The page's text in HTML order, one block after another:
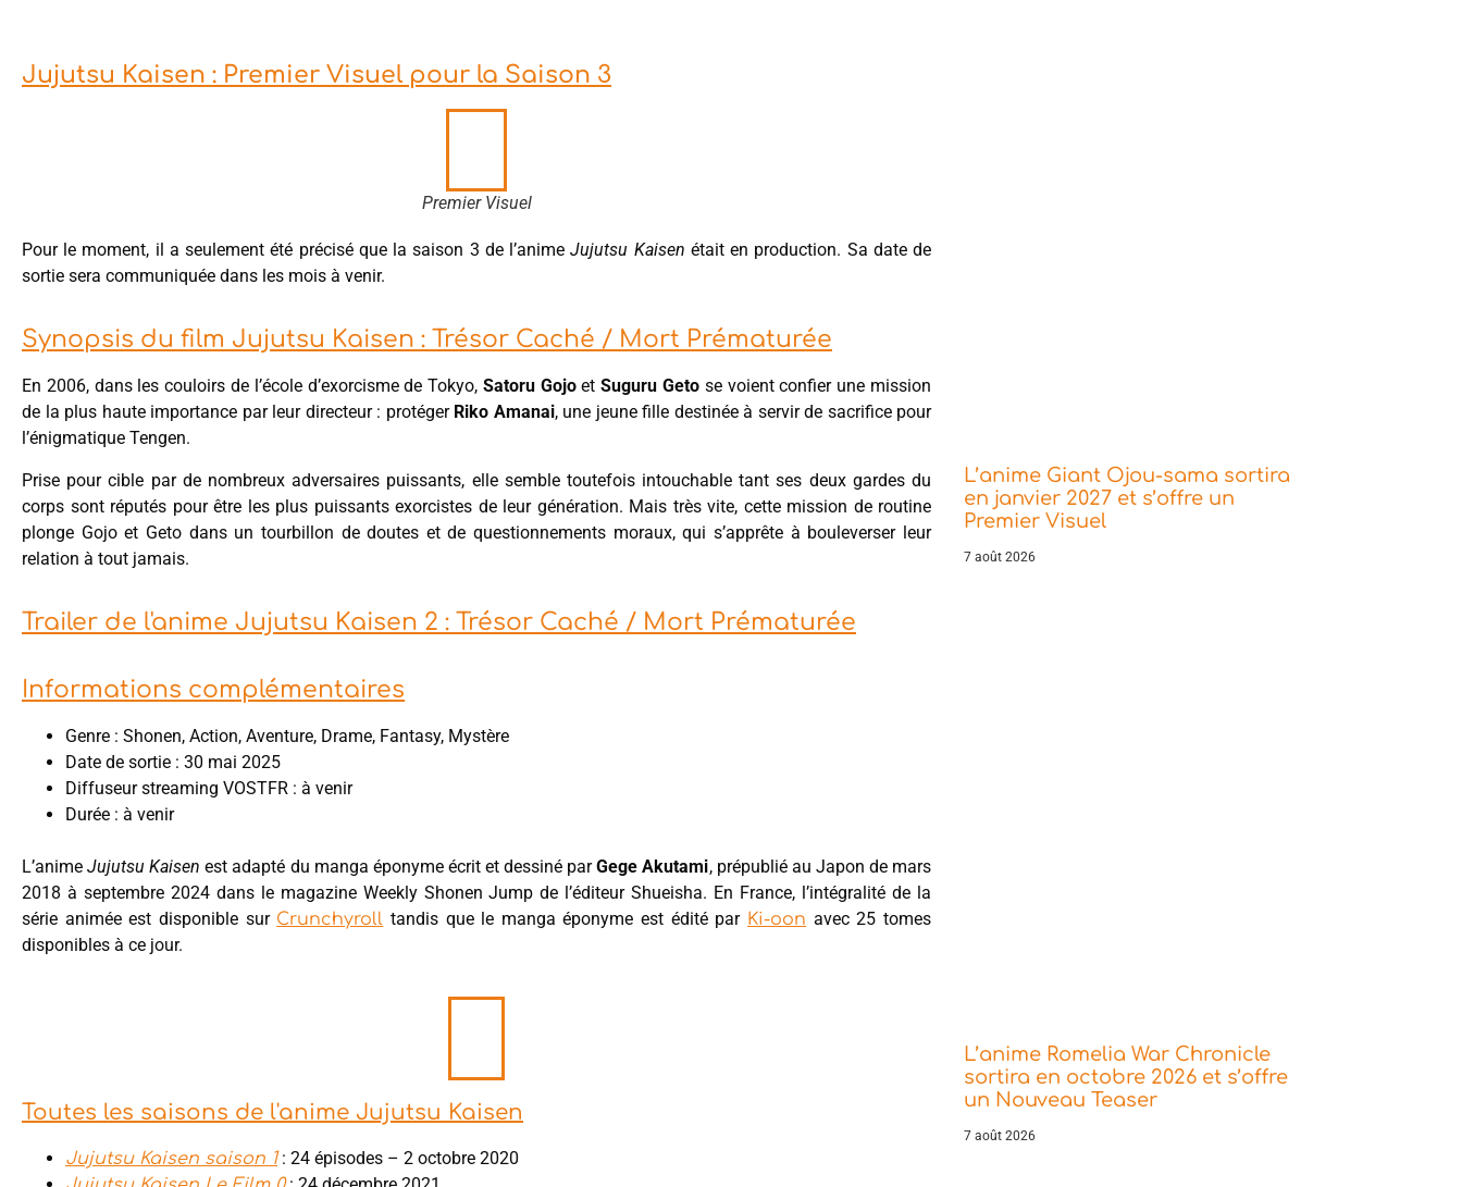
Jujutsu Kaisen : Premier Visuel pour la Saison 3
Premier Visuel
Pour le moment, il a seulement été précisé que la saison 3 de l’animeJujutsu Kaisen était en production. Sa date de
sortie sera communiquée dans les mois à venir.
Synopsis du film Jujutsu Kaisen : Trésor Caché / Mort Prématurée
En 2006, dans les couloirs de l’école d’exorcisme de Tokyo, Satoru Gojoet Suguru Geto se voient confier une mission
de la plus haute importance par leur directeur : protéger Riko Amanai, une jeune fille destinée à servir de sacrifice pour
l’énigmatique Tengen.
Prise pour cible par de nombreux adversaires puissants, elle semble toutefois intouchable tant ses deux gardes du
corps sont réputés pour être les plus puissants exorcistes de leur génération. Mais très vite, cette mission de routine
plonge Gojo et Geto dans un tourbillon de doutes et de questionnements moraux, qui s’apprête à bouleverser leur
relation à tout jamais.
Trailer de l'anime Jujutsu Kaisen 2 : Trésor Caché / Mort Prématurée
Informations complémentaires
Genre : Shonen, Action, Aventure, Drame, Fantasy, Mystère
Date de sortie : 30 mai 2025
Diffuseur streaming VOSTFR : à venir
Durée : à venir
L’animeJujutsu Kaisen est adapté du manga éponyme écrit et dessiné parGege Akutami, prépublié au Japon de mars
2018 à septembre 2024 dans le magazine Weekly Shonen Jump de l’éditeur Shueisha. En France, l’intégralité de la
série animée est disponible sur Crunchyroll tandis que le manga éponyme est édité par Ki-oon avec 25 tomes
disponibles à ce jour.
Toutes les saisons de l'anime Jujutsu Kaisen
Jujutsu Kaisen saison 1: 24 épisodes – 2 octobre 2020
L’anime Giant Ojou-sama sortira
en janvier 2027 et s’offre un
Premier Visuel
7 août 2026
L’anime Romelia War Chronicle
sortira en octobre 2026 et s’offre
un Nouveau Teaser
7 août 2026